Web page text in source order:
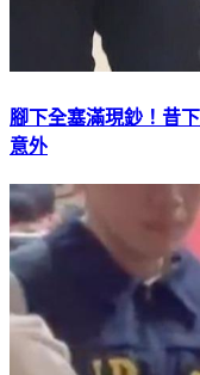
腳下全塞滿現鈔！昔
意外